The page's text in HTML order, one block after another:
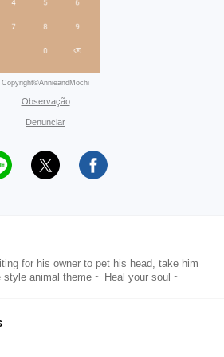
Copyright©AnnieandMochi
Observação
Denunciar
for his owner to pet his head, take him
style animal theme ~ Heal your soul ~